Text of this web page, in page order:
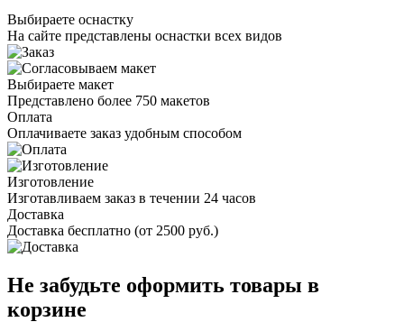
Выбираете оснастку
На сайте представлены оснастки всех видов
Выбираете макет
Представлено более 750 макетов
Оплата
Оплачиваете заказ удобным способом
Изготовление
Изготавливаем заказ в течении 24 часов
Доставка
Доставка бесплатно (от 2500 руб.)
Не забудьте оформить товары в
корзине